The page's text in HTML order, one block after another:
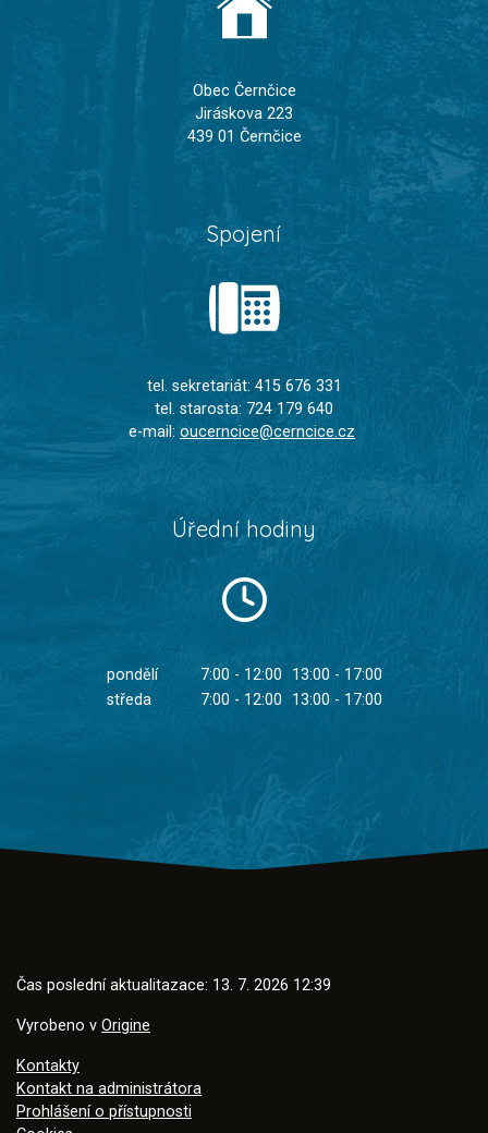
Obec Černčice
Jiráskova 223
439 01 Černčice
Spojení
tel. sekretariát: 415 676 331
tel. starosta: 724 179 640
e-mail: oucerncice@cerncice.cz
Úřední hodiny
pondělí 7:00 - 12:00
13:00 - 17:00
středa
7:00 - 12:00 13:00 - 17:00
Čas poslední aktualitazace: 13. 7. 2026 12:39
Vyrobeno v Origine
Kontakty
Kontakt na administrátora
Prohlášení o přístupnosti